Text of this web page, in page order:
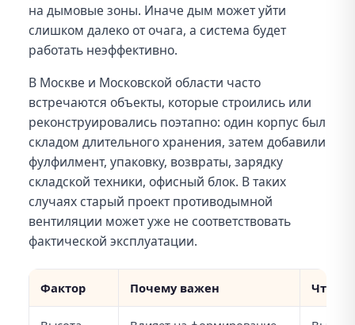
на дымовые зоны. Иначе дым может уйти
слишком далеко от очага, а система будет
работать неэффективно.
В Москве и Московской области часто
встречаются объекты, которые строились или
реконструировались поэтапно: один корпус был
складом длительного хранения, затем добавили
фулфилмент, упаковку, возвраты, зарядку
складской техники, офисный блок. В таких
случаях старый проект противодымной
вентиляции может уже не соответствовать
фактической эксплуатации.
Фактор Почему важен Что